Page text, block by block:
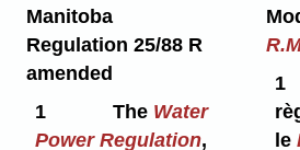
Manitoba
Regulation 25/88 R
amended
1
The Water
Power Regulation,
1
le